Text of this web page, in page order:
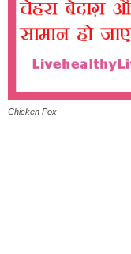
Chicken Pox